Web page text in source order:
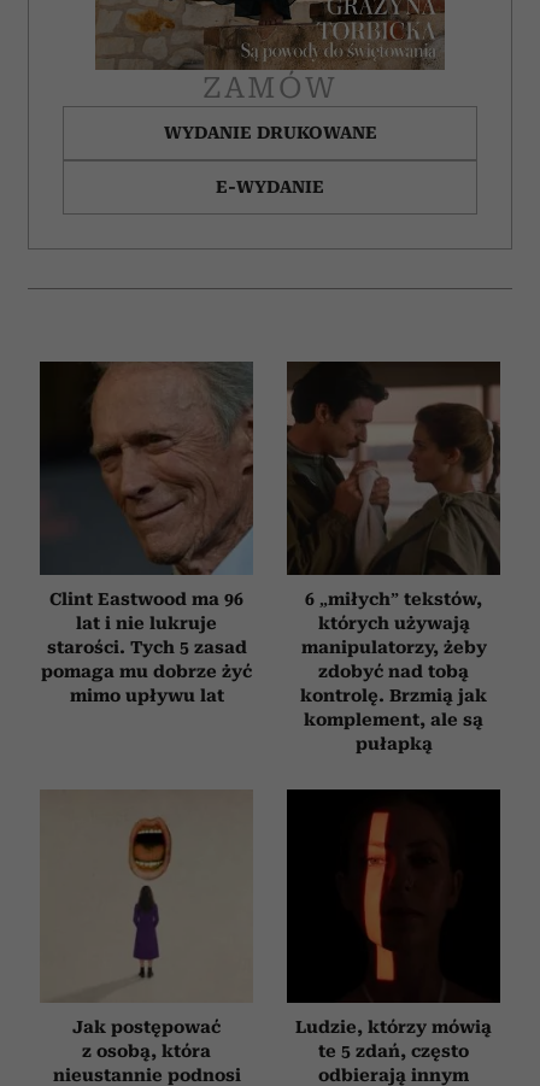
ZAMÓW
WYDANIE DRUKOWANE
E-WYDANIE
Clint Eastwood ma 96
lat i nie lukruje
starości. Tych 5 zasad
pomaga mu dobrze żyć
mimo upływu lat
6 „miłych” tekstów,
których używają
manipulatorzy, żeby
zdobyć nad tobą
kontrolę. Brzmią jak
komplement, ale są
pułapką
Jak postępować
z osobą, która
nieustannie podnosi
Ludzie, którzy mówią
te 5 zdań, często
odbierają innym